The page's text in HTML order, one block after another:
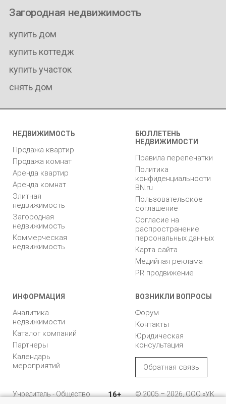
Загородная недвижимость
купить дом
купить коттедж
купить участок
снять дом
НЕДВИЖИМОСТЬ
Продажа квартир
Продажа комнат
Аренда квартир
Аренда комнат
Элитная
недвижимость
Загородная
недвижимость
Коммерческая
недвижимость
БЮЛЛЕТЕНЬ
НЕДВИЖИМОСТИ
Правила перепечатки
Политика
конфиденциальности
BN.ru
Пользовательское
соглашение
Согласие на
распространение
персональных данных
Карта сайта
Медийная реклама
PR продвижение
ИНФОРМАЦИЯ
Аналитика
недвижимости
Каталог компаний
Партнеры
Календарь
мероприятий
ВОЗНИКЛИ ВОПРОСЫ
Форум
Контакты
Юридическая
консультация
Обратная связь
Учредитель - Общество
16+
© 2005 – 2026, ООО «УК